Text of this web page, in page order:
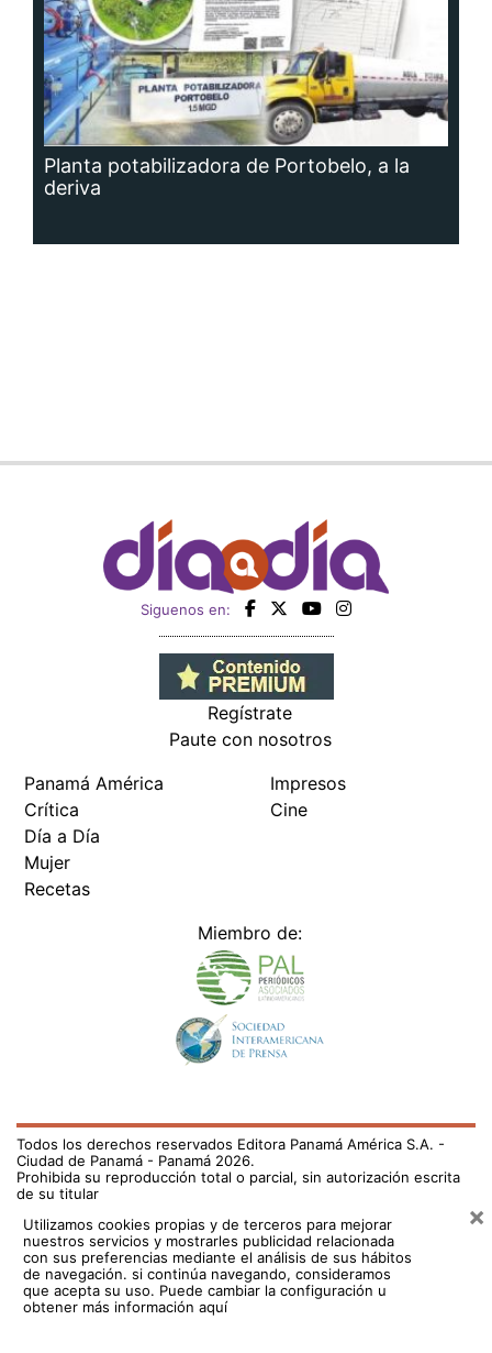
Planta potabilizadora de Portobelo, a la
deriva
Siguenos en:
Regístrate
Paute con nosotros
Panamá América
Crítica
Día a Día
Mujer
Recetas
Impresos
Cine
Miembro de:
Todos los derechos reservados Editora Panamá América S.A. -
Ciudad de Panamá - Panamá 2026.
Prohibida su reproducción total o parcial, sin autorización escrita
de su titular
Utilizamos cookies propias y de terceros para mejorar
nuestros servicios y mostrarles publicidad relacionada
con sus preferencias mediante el análisis de sus hábitos
de navegación. si continúa navegando, consideramos
que acepta su uso. Puede cambiar la configuración u
obtener más información aquí
×